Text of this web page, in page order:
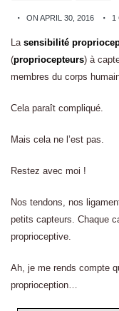
ON APRIL 30, 2016 1
La sensibilité
(propriocepteurs) à
membres du corps
Cela paraît compliqué.
Mais cela ne l’est pas.
Restez avec moi !
Nos tendons, nos
petits capteurs. Chaque
proprioceptive.
Ah, je me rends compte
proprioception…